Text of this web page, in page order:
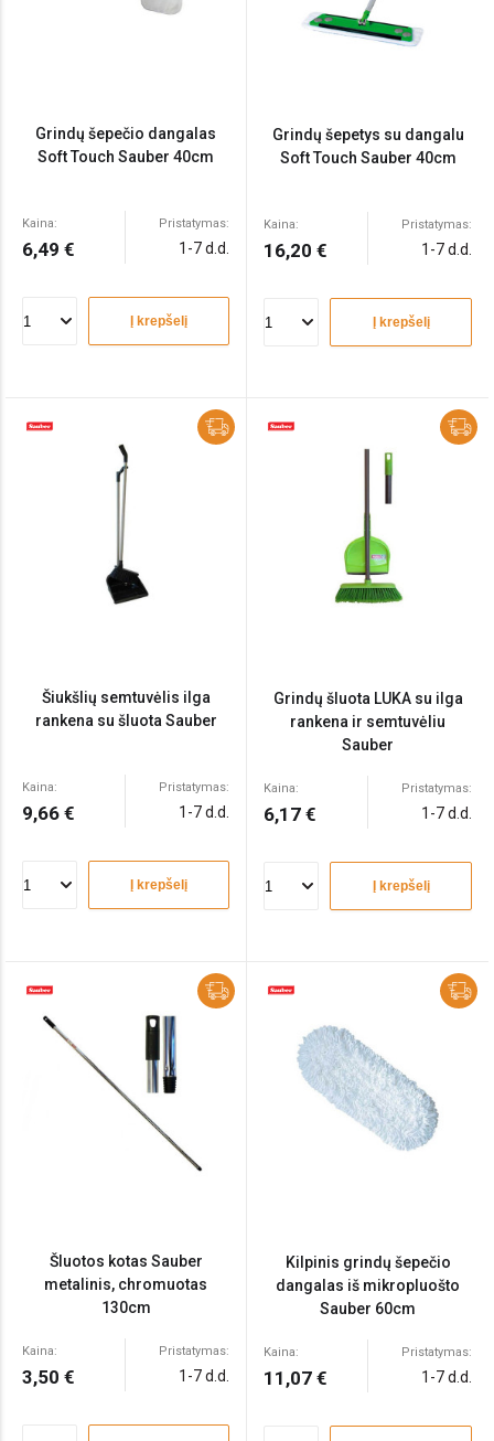
Grindų šepečio dangalas
Soft Touch Sauber 40cm
Kaina:
6,49 €
Pristatymas:
1-7 d.d.
Į krepšelį
Grindų šepetys su dangalu
Soft Touch Sauber 40cm
Kaina:
16,20 €
Pristatymas:
1-7 d.d.
Į krepšelį
Šiukšlių semtuvėlis ilga
rankena su šluota Sauber
Kaina:
9,66 €
Pristatymas:
1-7 d.d.
Į krepšelį
Grindų šluota LUKA su ilga
rankena ir semtuvėliu
Sauber
Kaina:
6,17 €
Pristatymas:
1-7 d.d.
Į krepšelį
Šluotos kotas Sauber
metalinis, chromuotas
130cm
Kaina:
3,50 €
Pristatymas:
1-7 d.d.
Kilpinis grindų šepečio
dangalas iš mikropluošto
Sauber 60cm
Kaina:
11,07 €
Pristatymas:
1-7 d.d.